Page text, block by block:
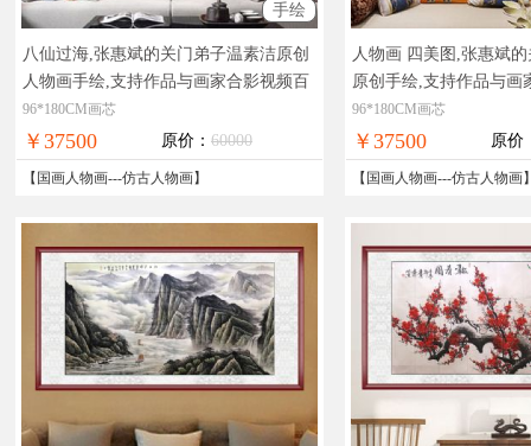
手绘
八仙过海,张惠斌的关门弟子温素洁原创
人物画手绘,支持作品与画家合影视频百
分百真迹 实物拍摄，现货图片，在线支
付，全国免邮
96*180CM画芯
￥37500 原价： 60000
【 国画人物画---仿古人物画】
人物画 四美图,张惠斌
原创手绘,支持作品与画
百真迹 实物拍摄，现货
付，全国免邮
96*180CM画芯
￥37500 原价
【 国画人物画---仿古人物画